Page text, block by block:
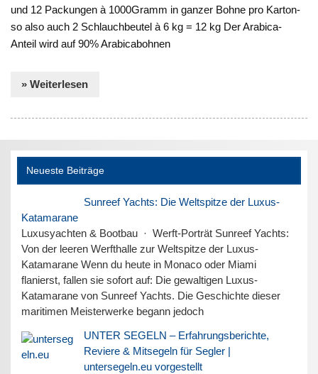
und 12 Packungen à 1000Gramm in ganzer Bohne pro Karton-
so also auch 2 Schlauchbeutel à 6 kg = 12 kg Der Arabica-
Anteil wird auf 90% Arabicabohnen
» Weiterlesen
Neueste Beiträge
Sunreef Yachts: Die Weltspitze der Luxus-
Katamarane
Luxusyachten & Bootbau · Werft-Porträt Sunreef Yachts:
Von der leeren Werfthalle zur Weltspitze der Luxus-
Katamarane Wenn du heute in Monaco oder Miami
flanierst, fallen sie sofort auf: Die gewaltigen Luxus-
Katamarane von Sunreef Yachts. Die Geschichte dieser
maritimen Meisterwerke begann jedoch
UNTER SEGELN – Erfahrungsberichte,
Reviere & Mitsegeln für Segler |
untersegeln.eu vorgestellt